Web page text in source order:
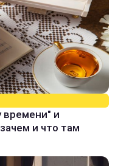
и
и что там